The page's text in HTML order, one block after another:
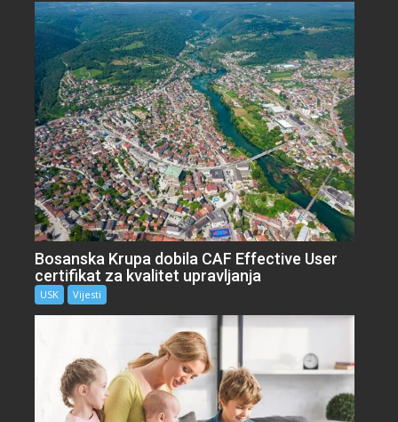
Bosanska Krupa dobila CAF Effective User
certifikat za kvalitet upravljanja
USK Vijesti